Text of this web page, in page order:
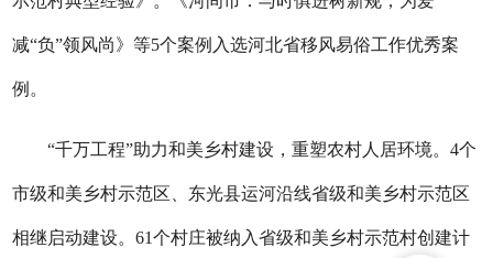
减“负”领风尚》等5个案例入选河北省移风易俗工作优秀案
例。
“千万工程”助力和美乡村建设，重塑农村人居环境。4个
市级和美乡村示范区、东光县运河沿线省级和美乡村示范区
相继启动建设。61个村庄被纳入省级和美乡村示范村创建计